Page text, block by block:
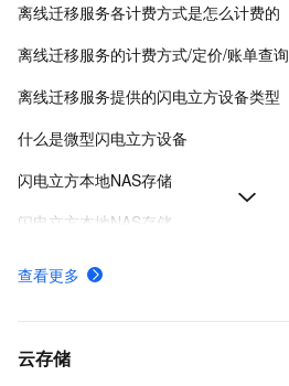
离线迁移服务各计费方式是怎么计费的
离线迁移服务的计费方式/定价/账单查询
离线迁移服务提供的闪电立方设备类型
什么是微型闪电立方设备
闪电立方本地NAS存储
闪电立方本地NAS存储
闪电立方本地NAS存储
如何使用闪电立方进行数据迁移
查看更多
云存储